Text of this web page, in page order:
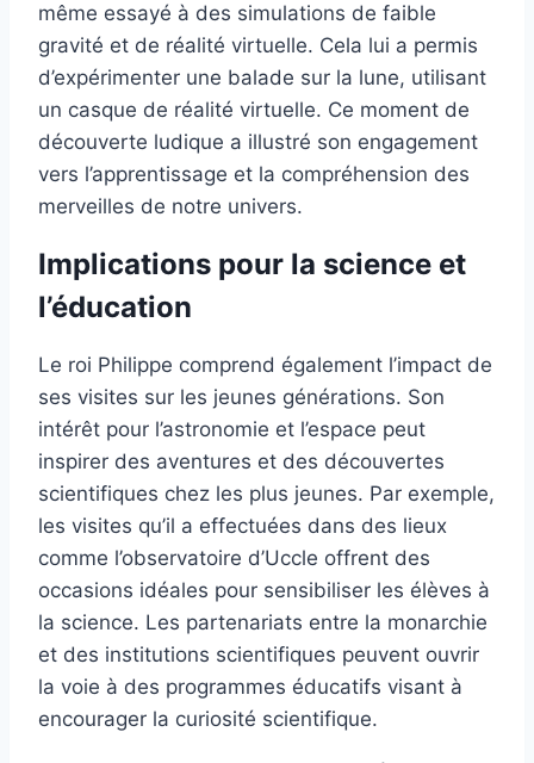
même essayé à des simulations de faible
gravité et de réalité virtuelle. Cela lui a permis
d’expérimenter une balade sur la lune, utilisant
un casque de réalité virtuelle. Ce moment de
découverte ludique a illustré son engagement
vers l’apprentissage et la compréhension des
merveilles de notre univers.
Implications pour la science et
l’éducation
Le roi Philippe comprend également l’impact de
ses visites sur les jeunes générations. Son
intérêt pour l’astronomie et l’espace peut
inspirer des aventures et des découvertes
scientifiques chez les plus jeunes. Par exemple,
les visites qu’il a effectuées dans des lieux
comme l’observatoire d’Uccle offrent des
occasions idéales pour sensibiliser les élèves à
la science. Les partenariats entre la monarchie
et des institutions scientifiques peuvent ouvrir
la voie à des programmes éducatifs visant à
encourager la curiosité scientifique.